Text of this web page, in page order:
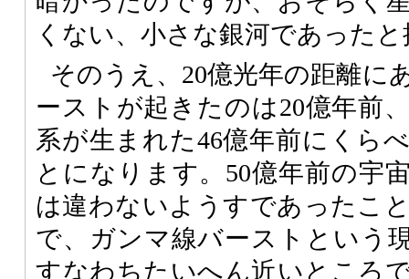
くない、小さな銀河であった
そのうえ、20億光年の距離に
ーストが起きたのは20億年前
系が生まれた46億年前にくら
とになります。50億年前の宇
は違わないようすであったこ
で、ガンマ線バーストという
すなわちたいへん近いところ